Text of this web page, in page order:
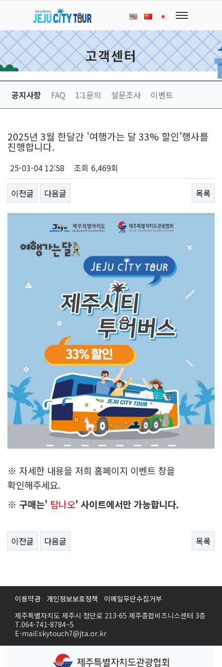
고객센터
공지사항 FAQ 1:1문의 설문조사 이벤트
2025년 3월 한달간 '여행가는 달 33% 할인'행사를
진행합니다.
25-03-04 12:58 조회 6,469회
이전글 다음글 목록
※ 자세한 내용을 저희 홈페이지 이벤트 창을
확인해주세요.
※ 구매는' 탐나오' 사이트에서만 가능합니다.
이전글 다음글 목록
이용약관 개인정보보호정책
이메일무단수집거부
제주특별자치도 제주시 첨단로 213-65 제주종합비즈니스센터 3층
T.064-741-8784~5
E-mail:skytouch7@jta.or.kr